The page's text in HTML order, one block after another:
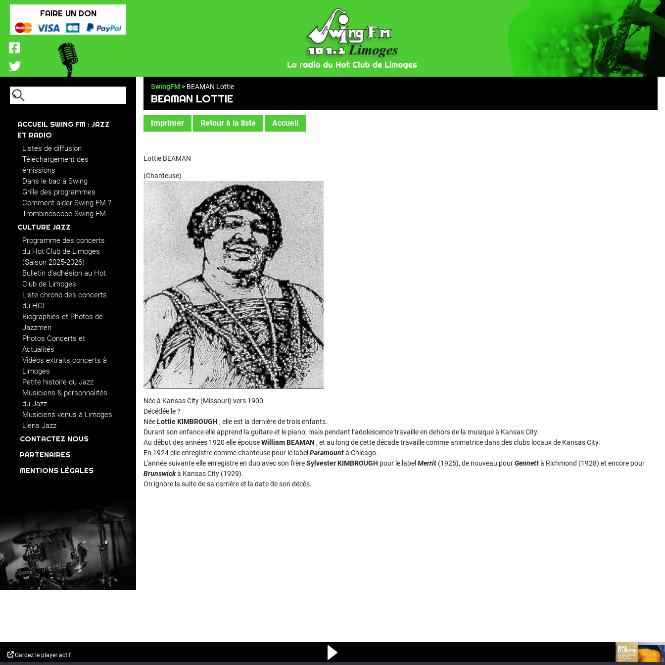
FAIRE UN DON
ACCUEIL SWING FM : JAZZ
ET RADIO
Listes de diffusion
Téléchargement des
émissions
Dans le bac à Swing
Grille des programmes
Comment aider Swing FM ?
Trombinoscope Swing FM
CULTURE JAZZ
Programme des concerts
du Hot Club de Limoges
(Saison 2025-2026)
Bulletin d’adhésion au Hot
Club de Limoges
Liste chrono des concerts
du HCL
Biographies et Photos de
Jazzmen
Photos Concerts et
Actualités
Vidéos extraits concerts à
Limoges
Petite histoire du Jazz
Musiciens & personnalités
du Jazz
Musiciens venus à Limoges
Liens Jazz
CONTACTEZ NOUS
PARTENAIRES
MENTIONS LÉGALES
SwingFM > BEAMAN Lottie
BEAMAN LOTTIE
Imprimer Retour à la liste Accueil
Lottie BEAMAN
(Chanteuse)
Née à Kansas City (Missouri) vers 1900
Décédée le ?
NéeLottie KIMBROUGH , elle est la dernière de trois enfants.
Durant son enfance elle apprend la guitare et le piano, mais pendant l’adolescence travaille en dehors de la musique à Kansas City.
Au début des années 1920 elle épouseWilliam BEAMAN , et au long de cette décade travaille comme animatrice dans des clubs locaux de Kansas City.
En 1924 elle enregistre comme chanteuse pour le label Paramountà Chicago.
L’année suivante elle enregistre en duo avec son frèreSylvester KIMBROUGH pour le label Merrit (1925), de nouveau pourGennettà Richmond (1928) et encore pour
Brunswickà Kansas City (1929).
On ignore la suite de sa carrière et la date de son décès.
Gardez le player actif